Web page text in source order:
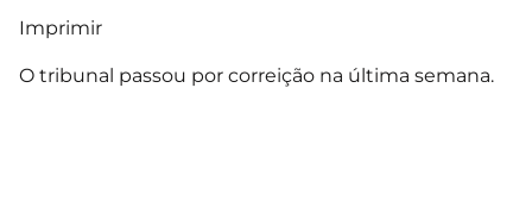
Imprimir
O tribunal passou por correição na última semana.